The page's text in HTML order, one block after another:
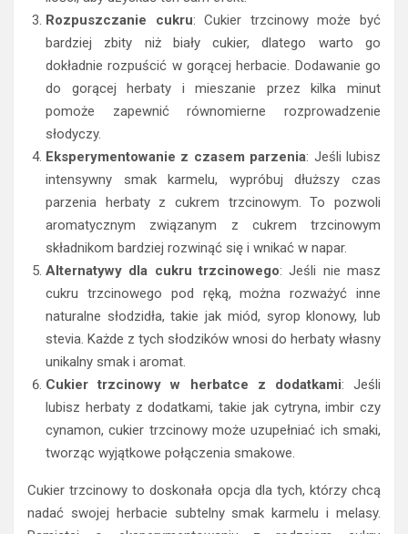
Rozpuszczanie cukru: Cukier trzcinowy może być
bardziej zbity niż biały cukier, dlatego warto go
dokładnie rozpuścić w gorącej herbacie. Dodawanie go
do gorącej herbaty i mieszanie przez kilka minut
pomoże zapewnić równomierne rozprowadzenie
słodyczy.
Eksperymentowanie z czasem parzenia: Jeśli lubisz
intensywny smak karmelu, wypróbuj dłuższy czas
parzenia herbaty z cukrem trzcinowym. To pozwoli
aromatycznym związanym z cukrem trzcinowym
składnikom bardziej rozwinąć się i wnikać w napar.
Alternatywy dla cukru trzcinowego: Jeśli nie masz
cukru trzcinowego pod ręką, można rozważyć inne
naturalne słodzidła, takie jak miód, syrop klonowy, lub
stevia. Każde z tych słodzików wnosi do herbaty własny
unikalny smak i aromat.
Cukier trzcinowy w herbatce z dodatkami: Jeśli
lubisz herbaty z dodatkami, takie jak cytryna, imbir czy
cynamon, cukier trzcinowy może uzupełniać ich smaki,
tworząc wyjątkowe połączenia smakowe.
Cukier trzcinowy to doskonała opcja dla tych, którzy chcą
nadać swojej herbacie subtelny smak karmelu i melasy.